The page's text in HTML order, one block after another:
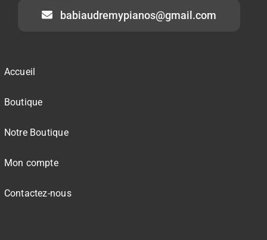
babiaudremypianos@gmail.com
Accueil
Boutique
Notre Boutique
Mon compte
Contactez-nous